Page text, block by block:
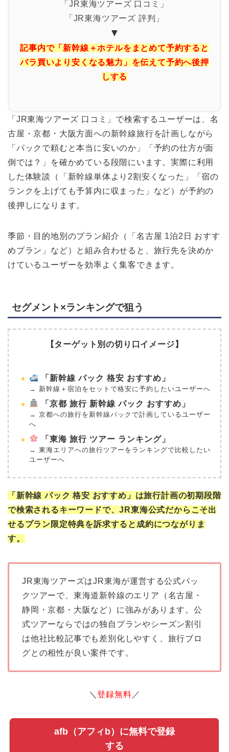
「JR東海ツアーズ 口コミ」
「JR東海ツアーズ 評判」
▼
記事内で「新幹線＋ホテルをまとめて予約すると
バラ買いより安くなる魅力」を伝えて予約へ後押
しする
「JR東海ツアーズ 口コミ」で検索するユーザーは、名
古屋・京都・大阪方面への新幹線旅行を計画しながら
「パックで頼むと本当に安いのか」「予約の仕方が面
倒では？」を確かめている段階にいます。実際に利用
した体験談（「新幹線単体より2割安くなった」「宿の
ランクを上げても予算内に収まった」など）が予約の
後押しになります。
季節・目的地別のプラン紹介（「名古屋 1泊2日 おすす
めプラン」など）と組み合わせると、旅行先を決めか
けているユーザーを効率よく集客できます。
セグメント×ランキングで狙う
【ターゲット別の切り口イメージ】
「新幹線 パック 格安 おすすめ」
→ 新幹線＋宿泊をセットで格安に予約したいユーザーへ
「京都 旅行 新幹線 パック おすすめ」
→ 京都への旅行を新幹線パックで計画しているユーザー
へ
「東海 旅行 ツアー ランキング」
→ 東海エリアへの旅行ツアーをランキングで比較したい
ユーザーへ
「新幹線 パック 格安 おすすめ」は旅行計画の初期段階
で検索されるキーワードで、JR東海公式だからこそ出
せるプラン限定特典を訴求すると成約につながりま
す。
JR東海ツアーズはJR東海が運営する公式パッ
クツアーで、東海道新幹線のエリア（名古屋・
静岡・京都・大阪など）に強みがあります。公
式ツアーならではの独自プランやシーズン割引
は他社比較記事でも差別化しやすく、旅行ブロ
グとの相性が良い案件です。
＼登録無料 ／
afb（アフィb）に無料で登録
する